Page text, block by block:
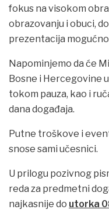
fokus na visokom
obrazovanju i obuci,
prezentacija
Napominjemo da će
Bosne i Hercegovine
tokom pauza, kao i
dana događaja.
Putne troškove i
snose sami učesnici.
U prilogu pozivnog
reda za predmetni
najkasnije do utorka